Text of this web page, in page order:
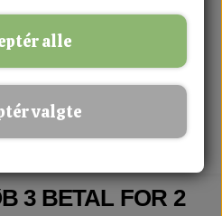
3 BETAL FOR 2
alle
valgte